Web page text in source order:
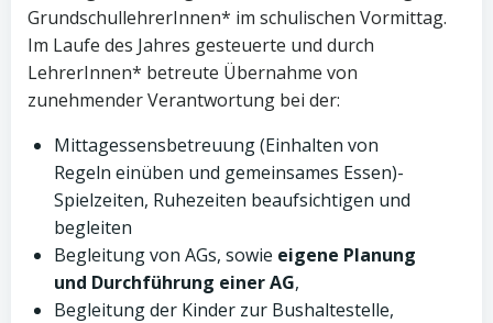
GrundschullehrerInnen* im schulischen Vormittag.
Im Laufe des Jahres gesteuerte und durch
LehrerInnen* betreute Übernahme von
zunehmender Verantwortung bei der:
Mittagessensbetreuung (Einhalten von
Regeln einüben und gemeinsames Essen)-
Spielzeiten, Ruhezeiten beaufsichtigen und
begleiten
Begleitung von AGs, sowie eigene Planung
und Durchführung einer AG,
Begleitung der Kinder zur Bushaltestelle,